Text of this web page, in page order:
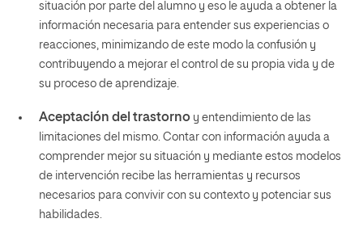
situación por parte del alumno y eso le ayuda a obtener la
información necesaria para entender sus experiencias o
reacciones, minimizando de este modo la confusión y
contribuyendo a mejorar el control de su propia vida y de
su proceso de aprendizaje.
Aceptación del trastornoy entendimiento de las
limitaciones del mismo. Contar con información ayuda a
comprender mejor su situacióny mediante estos modelos
de intervención recibe las herramientas y recursos
necesarios para convivir con su contexto y potenciar sus
habilidades.